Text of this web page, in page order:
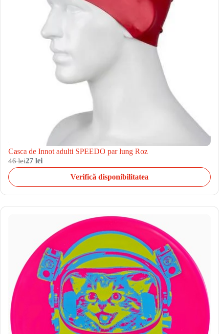
Casca de Innot adulti SPEEDO par lung Roz
46 lei27 lei
Verifică disponibilitatea